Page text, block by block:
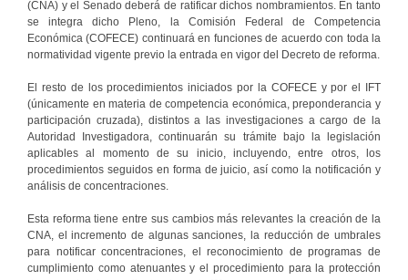
(CNA) y el Senado deberá de ratificar dichos nombramientos. En tanto
se integra dicho Pleno, la Comisión Federal de Competencia
Económica (COFECE) continuará en funciones de acuerdo con toda la
normatividad vigente previo la entrada en vigor del Decreto de reforma.
El resto de los procedimientos iniciados por la COFECE y por el IFT
(únicamente en materia de competencia económica, preponderancia y
participación cruzada), distintos a las investigaciones a cargo de la
Autoridad Investigadora, continuarán su trámite bajo la legislación
aplicables al momento de su inicio, incluyendo, entre otros, los
procedimientos seguidos en forma de juicio, así como la notificación y
análisis de concentraciones.
Esta reforma tiene entre sus cambios más relevantes la creación de la
CNA, el incremento de algunas sanciones, la reducción de umbrales
para notificar concentraciones, el reconocimiento de programas de
cumplimiento como atenuantes y el procedimiento para la protección